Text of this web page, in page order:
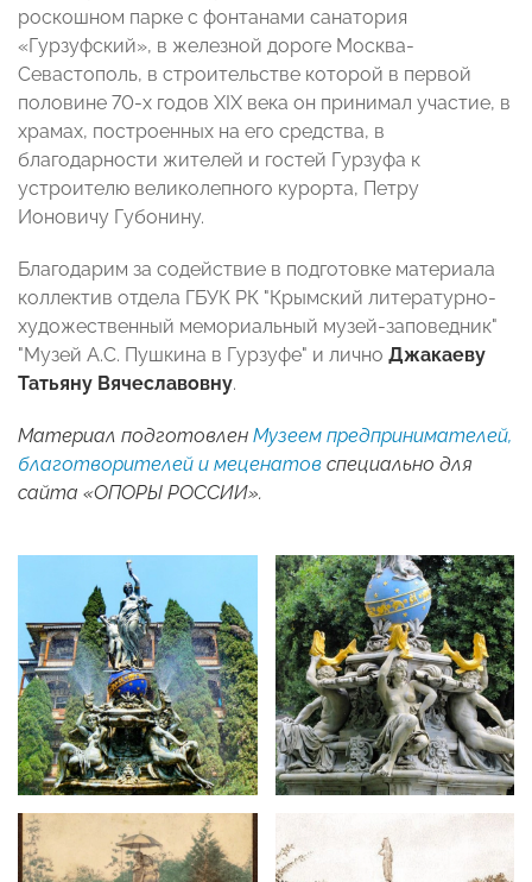
роскошном парке с фонтанами санатория
«Гурзуфский», в железной дороге Москва-
Севастополь, в строительстве которой в первой
половине 70-х годов XIX века он принимал участие, в
храмах, построенных на его средства, в
благодарности жителей и гостей Гурзуфа к
устроителю великолепного курорта, Петру
Ионовичу Губонину.
Благодарим за содействие в подготовке материала
коллектив отдела ГБУК РК "Крымский литературно-
художественный мемориальный музей-заповедник"
"Музей А.С. Пушкина в Гурзуфе" и лично Джакаеву
Татьяну Вячеславовну.
Материал подготовлен Музеем предпринимателей,
благотворителей и меценатов специально для
сайта «ОПОРЫ РОССИИ».